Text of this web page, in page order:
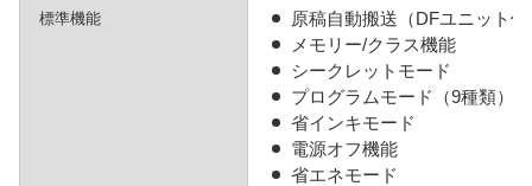
標準機能
原稿自動搬送（DFユニット
メモリー/クラス機能
シークレットモード
プログラムモード（9種類）
省インキモード
電源オフ機能
省エネモード